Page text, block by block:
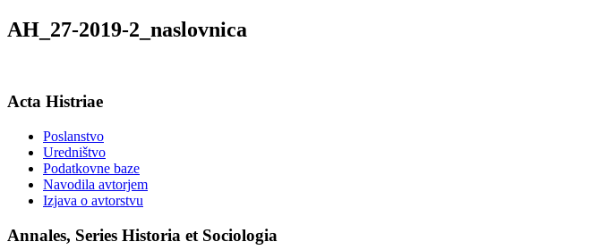
AH_27-2019-2_naslovnica
Acta Histriae
Poslanstvo
Uredništvo
Podatkovne baze
Navodila avtorjem
Izjava o avtorstvu
Annales, Series Historia et Sociologia